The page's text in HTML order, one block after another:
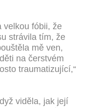
velkou fóbii, že
strávila tím, že
mě ven,
na čerstvém
traumatizující,“
viděla, jak její